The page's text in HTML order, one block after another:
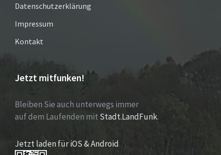
Datenschutzerklärung
Impressum
Kontakt
Jetzt mitfunken!
Bleiben Sie auch unterwegs immer
auf dem Laufenden mit Stadt.LandFunk.
Jetzt laden für iOS & Android